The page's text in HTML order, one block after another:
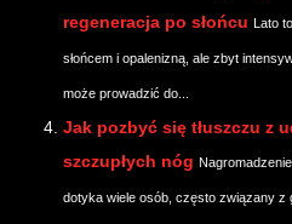
regeneracja po słońcu
Lato
słońcem i opalenizną, ale zbyt
może prowadzić do...
Jak pozbyć się tłuszczu z
szczupłych nóg
dotyka wiele osób, często związany z